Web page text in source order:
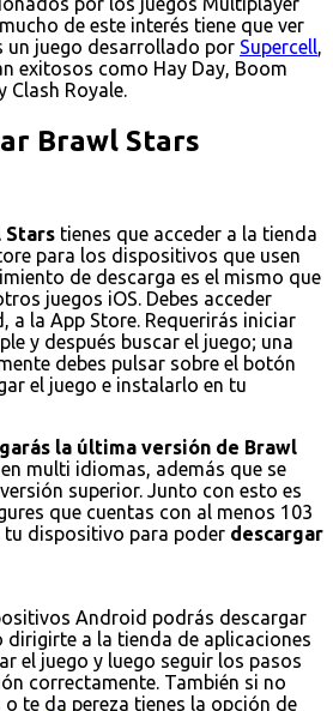
de este interés tiene que ver
un juego desarrollado por Supercell,
exitosos como Hay Day, Boom
Clash Royale.
Brawl Stars
Stars tienes que acceder a la tienda
para los dispositivos que usen
de descarga es el mismo que
juegos iOS. Debes acceder
a la App Store. Requerirás iniciar
y después buscar el juego; una
debes pulsar sobre el botón
el juego e instalarlo en tu
la última versión de Brawl
multi idiomas, además que se
superior. Junto con esto es
que cuentas con al menos 103
tu dispositivo para poder descargar
Android podrás descargar
dirigirte a la tienda de aplicaciones
el juego y luego seguir los pasos
correctamente. También si no
te da pereza tienes la opción de